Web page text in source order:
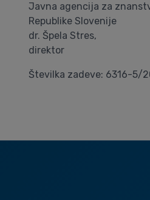
Javna agencija za
Republike Slovenije
dr. Špela Stres,
direktor
Številka zadeve: 6316-5/